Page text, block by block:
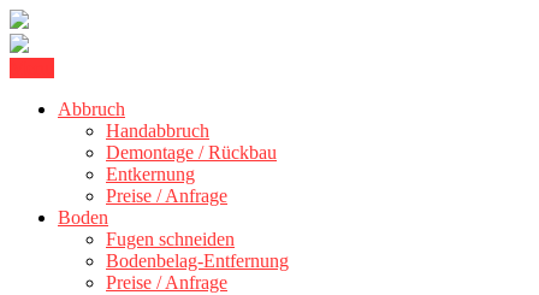
content
BBS Technik GmbH
300 kmAbbruch
Handabbruch
Demontage / Rückbau
Entkernung
Preise / Anfrage
Boden
Fugen schneiden
Bodenbelag-Entfernung
Preise / Anfrage